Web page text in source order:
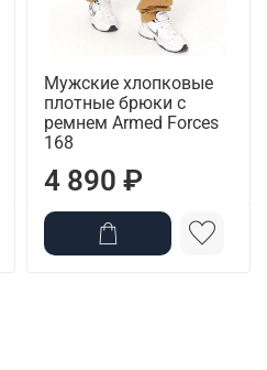
Мужские хлопковые
плотные брюки с
ремнем Armed Forces
168
4 890 ₽